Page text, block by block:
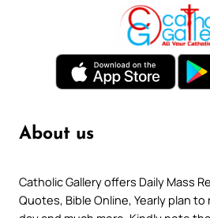
About us
Catholic Gallery offers Daily Mass
Quotes, Bible Online, Yearly plan